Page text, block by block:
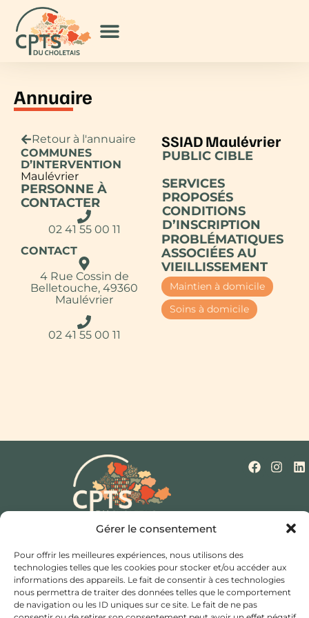
Gérer le consentement
Pour offrir les meilleures expériences, nous utilisons des
technologies telles que les cookies pour stocker et/ou accéder aux
informations des appareils. Le fait de consentir à ces technologies
nous permettra de traiter des données telles que le comportement
de navigation ou les ID uniques sur ce site. Le fait de ne pas
Annuaire
Retour à l'annuaire
COMMUNES
D’INTERVENTION
Maulévrier
PERSONNE À
CONTACTER
02 41 55 00 11
CONTACT
4 Rue Cossin de
Belletouche, 49360
Maulévrier
02 41 55 00 11
SSIAD Maulévrier
PUBLIC CIBLE
SERVICES
PROPOSÉS
CONDITIONS
D’INSCRIPTION
PROBLÉMATIQUES
ASSOCIÉES AU
VIEILLISSEMENT
Maintien à domicile
Soins à domicile
Qui sommes-nous ? Nos missions
Mentions légales Politique de cookies (UE)
Contact
Hôtel de ville et d’agglomération,
Rue Saint Bonaventure,